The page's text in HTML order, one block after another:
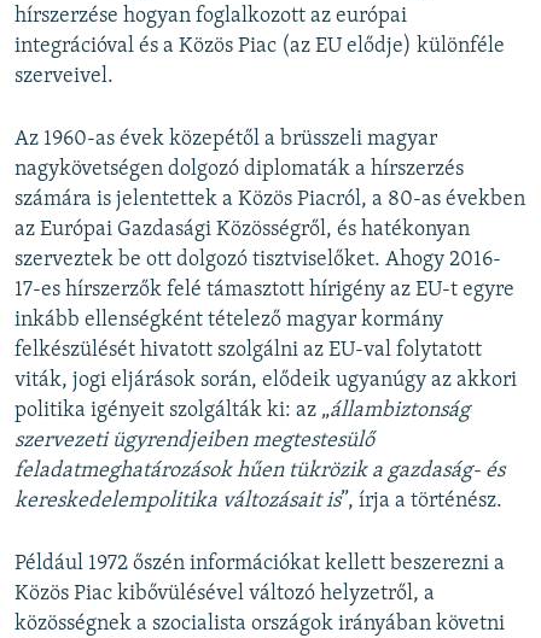
hírszerzése hogyan foglalkozott az európai
integrációval és a Közös Piac (az EU elődje) különféle
szerveivel.
Az 1960-as évek közepétől a brüsszeli magyar
nagykövetségen dolgozó diplomaták a hírszerzés
számára is jelentettek a Közös Piacról, a 80-as években
az Európai Gazdasági Közösségről, és hatékonyan
szerveztek be ott dolgozó tisztviselőket. Ahogy 2016-
17-es hírszerzők felé támasztott hírigény az EU-t egyre
inkább ellenségként tételező magyar kormány
felkészülését hivatott szolgálni az EU-val folytatott
viták, jogi eljárások során, elődeik ugyanúgy az akkori
politika igényeit szolgálták ki: az „állambiztonság
szervezeti ügyrendjeiben megtestesülő
feladatmeghatározások hűen tükrözik a gazdaság- és
kereskedelempolitika változásait is”, írja a történész.
Például 1972 őszén információkat kellett beszerezni a
Közös Piac kibővülésével változó helyzetről, a
közösségnek a szocialista országok irányában követni